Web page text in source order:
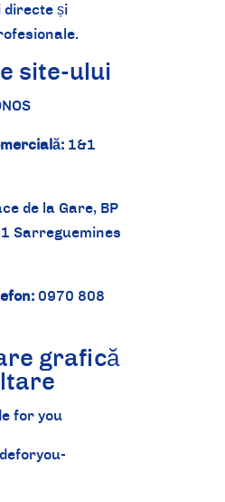
și
site-ului
1&1
de la Gare, BP
Sarreguemines
0970 808
grafică
for you